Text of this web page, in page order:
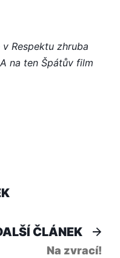
Respektu zhruba
na ten Špátův film
Předchozí
ČLÁNEK
Na zvrací!